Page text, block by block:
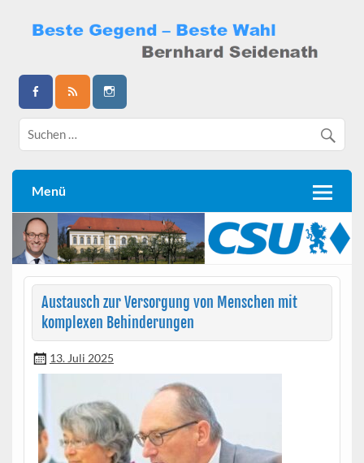
content
Bernhard Seidenath
Menü
Austausch zur Versorgung von Menschen mit
komplexen Behinderungen
13. Juli 2025